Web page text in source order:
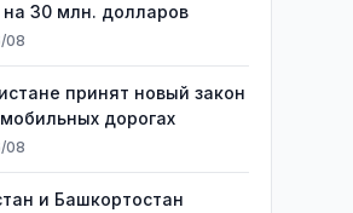
30 млн. долларов
08
принят новый закон
дорогах
08
и Башкортостан